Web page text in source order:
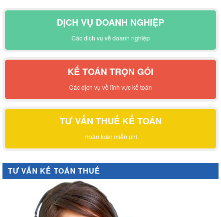
DỊCH VỤ DOANH NGHIỆP
Các dịch vụ về doanh nghiệp
KẾ TOÁN TRỌN GÓI
Các dịch vụ về lĩnh vực kế toán
TƯ VẤN THUẾ KẾ TOÁN
Hoàn toàn miễn phí
TƯ VẤN KẾ TOÁN THUẾ